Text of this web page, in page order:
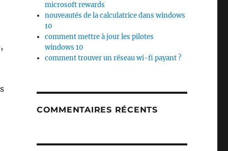
microsoft rewards
nouveautés de la calculatrice dans windows
10
comment mettre à jour les pilotes
windows 10
comment trouver un réseau wi-fi payant ?
COMMENTAIRES RÉCENTS